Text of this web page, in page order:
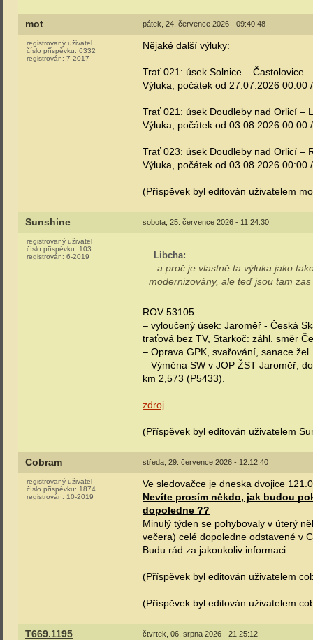
mot pátek, 24. července 2026 - 09:40:48
registrovaný uživatel
číslo příspěvku: 6332
registrován: 7-2017
Nějaké další výluky:
Trať 021: úsek Solnice – Častolovice
Výluka, počátek od 27.07.2026
Trať 021: úsek Doudleby nad Orlicí –
Výluka, počátek od 03.08.2026
Trať 023: úsek Doudleby nad Orlicí –
Výluka, počátek od 03.08.2026
(Příspěvek byl editován uživatelem
Sunshine sobota, 25. července 2026 - 11:24:30
registrovaný uživatel
číslo příspěvku: 103
registrován: 6-2019 Libcha:
...a proč je vlastně ta výluka jako
modernizovány, ale teď jsou tam
ROV 53105:
– vyloučený úsek: Jaroměř - Česká
traťová bez TV, Starkoč: záhl. směr
– Oprava GPK, svařování, sanace
– Výměna SW v JOP ŽST Jaroměř;
km 2,573 (P5433).
zdroj
(Příspěvek byl editován uživatelem
Cobram středa, 29. července 2026 - 12:12:40
registrovaný uživatel
číslo příspěvku: 1874
registrován: 10-2019
Ve sledovačce je dneska dvojice
Nevíte prosím někdo, jak budou
dopoledne ??
Minulý týden se pohybovaly v úterý
večera) celé dopoledne odstavené v
Budu rád za jakoukoliv informaci.
(Příspěvek byl editován uživatelem
(Příspěvek byl editován uživatelem
T669.1195 čtvrtek, 06. srpna 2026 - 21:25:12